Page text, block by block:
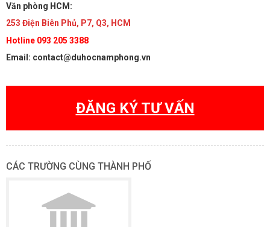
Văn phòng HCM:
253 Điện Biên Phủ, P7, Q3, HCM
Hotline 093 205 3388
Email: contact@duhocnamphong.vn
ĐĂNG KÝ TƯ VẤN
CÁC TRƯỜNG CÙNG THÀNH PHỐ